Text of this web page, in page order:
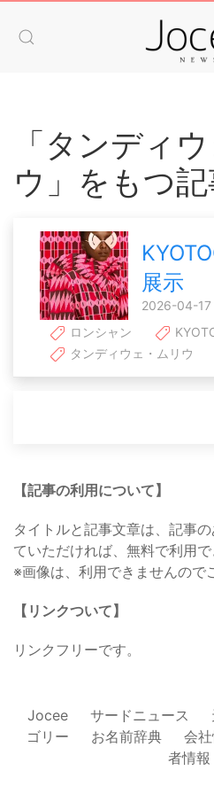
「タンディ
ウ」をもつ
展示
2026-04-17
ロンシャン
タンディウェ・ムリウ
【記事の利用について】
タイトルと記事文章は、記事
ていただければ、無料で利用で
※画像は、利用できませんので
【リンクついて】
リンクフリーです。
Jocee サードニュース
ゴリー
お名前辞典 会
者情報